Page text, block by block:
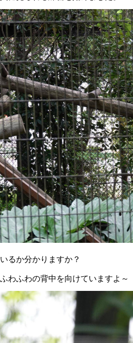
るか分かりますか？
わふわの背中を向けていますよ～